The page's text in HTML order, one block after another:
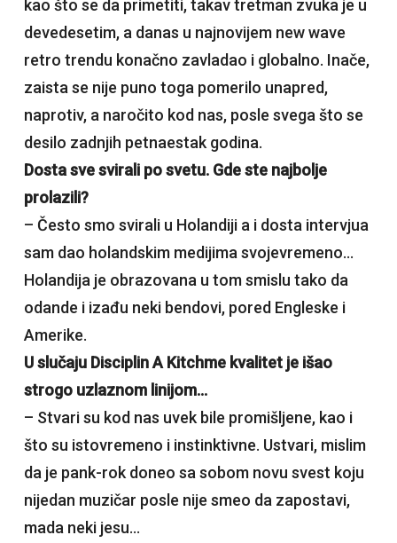
kao što se da primetiti, takav tretman zvuka je u
devedesetim, a danas u najnovijem new wave
retro trendu konačno zavladao i globalno. Inače,
zaista se nije puno toga pomerilo unapred,
naprotiv, a naročito kod nas, posle svega što se
desilo zadnjih petnaestak godina.
Dosta sve svirali po svetu. Gde ste najbolje
prolazili?
– Često smo svirali u Holandiji a i dosta intervjua
sam dao holandskim medijima svojevremeno…
Holandija je obrazovana u tom smislu tako da
odande i izađu neki bendovi, pored Engleske i
Amerike.
U slučaju Disciplin A Kitchme kvalitet je išao
strogo uzlaznom linijom…
– Stvari su kod nas uvek bile promišljene, kao i
što su istovremeno i instinktivne. Ustvari, mislim
da je pank-rok doneo sa sobom novu svest koju
nijedan muzičar posle nije smeo da zapostavi,
mada neki jesu…